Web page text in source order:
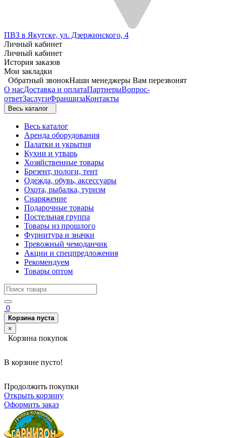
ПВЗ в Якутске, ул. Дзержинского, 4
Личный кабинет
Личный кабинет
История заказов
Мои закладки
Обратный звонокНаши менеджеры Вам перезвонят
О насДоставка и оплатаПартнерыВопрос-
ответЗаслугиФраншизаКонтакты
Весь каталог
Весь каталог
Аренда оборудования
Палатки и укрытия
Кухни и утварь
Хозяйственные товары
Брезент, пологи, тент
Одежда, обувь, аксессуары
Охота, рыбалка, туризм
Снаряжение
Подарочные товары
Постельная группа
Товары из прошлого
Фурнитура и значки
Тревожный чемоданчик
Акции и спецпредложения
Рекомендуем
Товары оптом
0
Корзина пуста
×
Корзина покупок
В корзине пусто!
Продолжить покупки
Открыть корзину
Оформить заказ